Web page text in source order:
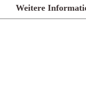
Weitere